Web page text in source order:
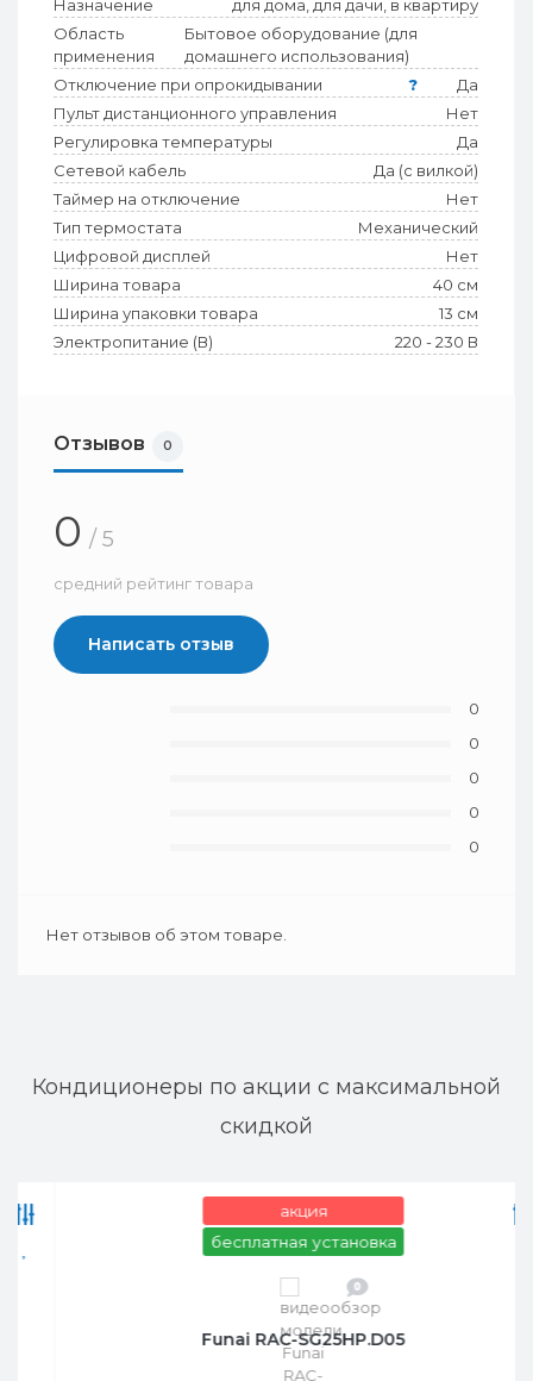
Назначение
для дома, для дачи, в квартиру
Область
применения
Бытовое оборудование (для
домашнего использования)
Отключение при опрокидывании
?
Да
Пульт дистанционного управления
Нет
Регулировка температуры
Да
Сетевой кабель
Да (с вилкой)
Таймер на отключение
Нет
Тип термостата
Механический
Цифровой дисплей
Нет
Ширина товара
40 см
Ширина упаковки товара
13 см
Электропитание (В)
220 - 230 В
Отзывов 0
0 / 5
средний рейтинг товара
Написать отзыв
0
0
0
0
0
Нет отзывов об этом товаре.
Кондиционеры по акции с максимальной
скидкой
акция
бесплатная установка
Funai RAC-SG25HP.D05